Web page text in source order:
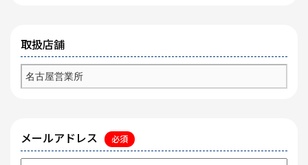
取扱店舗
メールアドレス 必須